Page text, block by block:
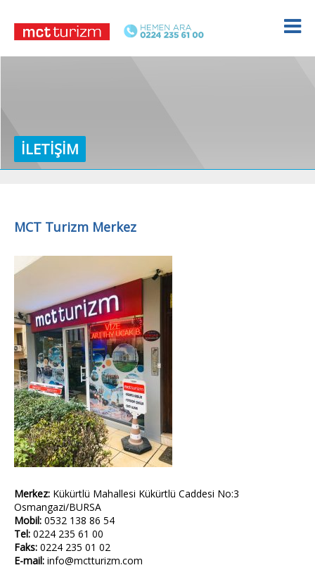
İLETIŞIM
MCT Turizm Merkez
Merkez: Kükürtlü Mahallesi Kükürtlü Caddesi No:3
Osmangazi/BURSA
Mobil: 0532 138 86 54
Tel: 0224 235 61 00
Faks: 0224 235 01 02
E-mail: info@mctturizm.com